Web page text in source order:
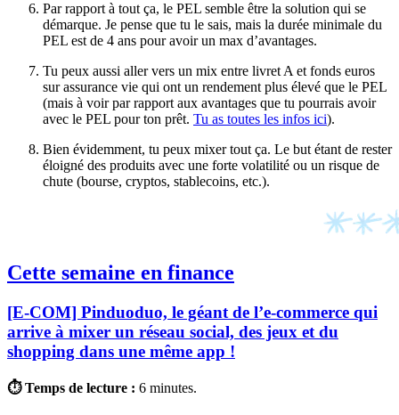
Par rapport à tout ça, le PEL semble être la solution qui se
démarque. Je pense que tu le sais, mais la durée minimale du
PEL est de 4 ans pour avoir un max d’avantages.
Tu peux aussi aller vers un mix entre livret A et fonds euros
sur assurance vie qui ont un rendement plus élevé que le PEL
(mais à voir par rapport aux avantages que tu pourrais avoir
avec le PEL pour ton prêt. Tu as toutes les infos ici).
Bien évidemment, tu peux mixer tout ça. Le but étant de rester
éloigné des produits avec une forte volatilité ou un risque de
chute (bourse, cryptos, stablecoins, etc.).
Cette semaine en finance
[E-COM] Pinduoduo, le géant de l’e-commerce qui
arrive à mixer un réseau social, des jeux et du
shopping dans une même app !
⏱ Temps de lecture : 6 minutes.